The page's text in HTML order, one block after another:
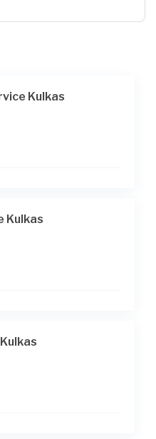
ini?
Kulkas
Kulkas